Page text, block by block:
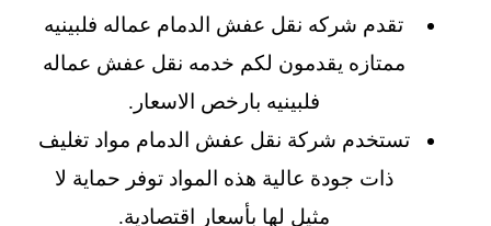
تقدم شركه نقل عفش الدمام عماله فلبينيه
ممتازه يقدمون لكم خدمه نقل عفش عماله
فلبينيه بارخص الاسعار.
تستخدم شركة نقل عفش الدمام مواد تغليف
ذات جودة عالية هذه المواد توفر حماية لا
مثيل لها بأسعار اقتصادية.